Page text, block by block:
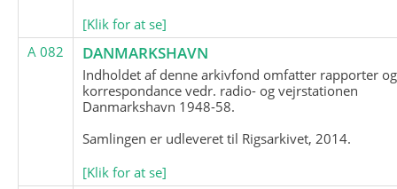
[Klik for at se]
A 082
DANMARKSHAVN
Indholdet af denne arkivfond omfatter rapporter og
korrespondance vedr. radio- og vejrstationen
Danmarkshavn 1948-58.
Samlingen er udleveret til Rigsarkivet, 2014.
[Klik for at se]